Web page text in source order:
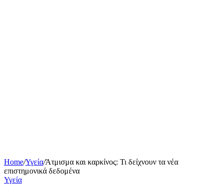
Home/Υγεία/Άτμισμα και καρκίνος: Τι δείχνουν τα νέα
επιστημονικά δεδομένα
Υγεία